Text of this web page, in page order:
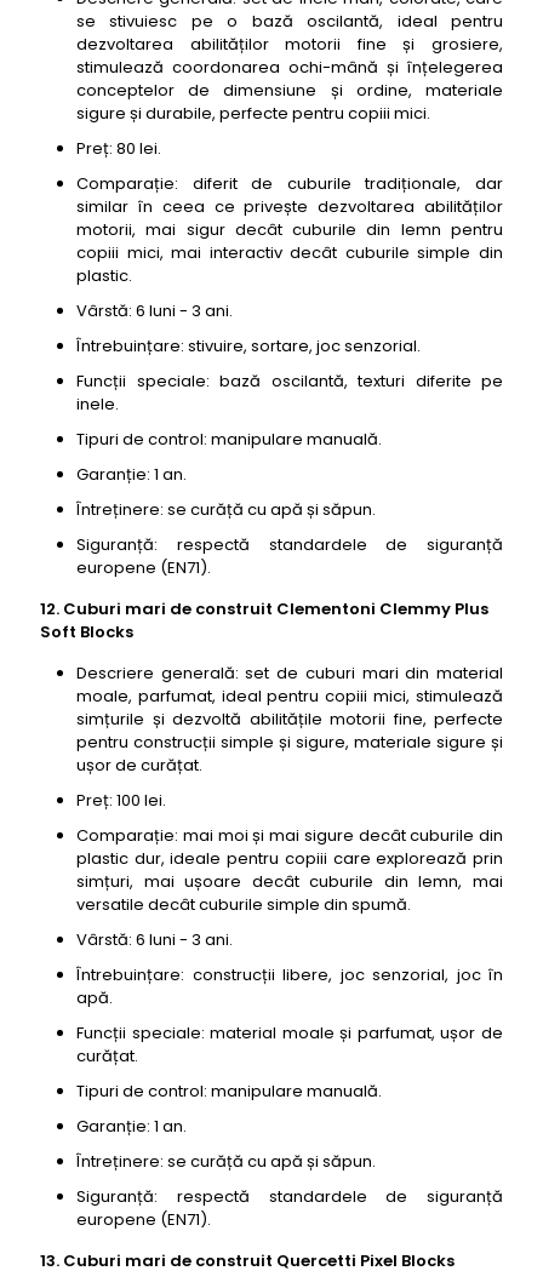
se stivuiesc pe o bază oscilantă, ideal pentru
dezvoltarea abilităților motorii fine și grosiere,
stimulează coordonarea ochi-mână și înțelegerea
conceptelor de dimensiune și ordine, materiale
sigure și durabile, perfecte pentru copiii mici.
Preț: 80 lei.
Comparație: diferit de cuburile tradiționale, dar
similar în ceea ce privește dezvoltarea abilităților
motorii, mai sigur decât cuburile din lemn pentru
copiii mici, mai interactiv decât cuburile simple din
plastic.
Vârstă: 6 luni - 3 ani.
Întrebuințare: stivuire, sortare, joc senzorial.
Funcții speciale: bază oscilantă, texturi diferite pe
inele.
Tipuri de control: manipulare manuală.
Garanție: 1 an.
Întreținere: se curăță cu apă și săpun.
Siguranță: respectă standardele de siguranță
europene (EN71).
12. Cuburi mari de construit Clementoni Clemmy Plus
Soft Blocks
Descriere generală: set de cuburi mari din material
moale, parfumat, ideal pentru copiii mici, stimulează
simțurile și dezvoltă abilitățile motorii fine, perfecte
pentru construcții simple și sigure, materiale sigure și
ușor de curățat.
Preț: 100 lei.
Comparație: mai moi și mai sigure decât cuburile din
plastic dur, ideale pentru copiii care explorează prin
simțuri, mai ușoare decât cuburile din lemn, mai
versatile decât cuburile simple din spumă.
Vârstă: 6 luni - 3 ani.
Întrebuințare: construcții libere, joc senzorial, joc în
apă.
Funcții speciale: material moale și parfumat, ușor de
curățat.
Tipuri de control: manipulare manuală.
Garanție: 1 an.
Întreținere: se curăță cu apă și săpun.
Siguranță: respectă standardele de siguranță
europene (EN71).
13. Cuburi mari de construit Quercetti Pixel Blocks